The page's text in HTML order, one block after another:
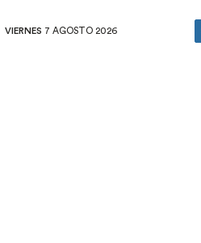
VIERNES 7 AGOSTO 2026